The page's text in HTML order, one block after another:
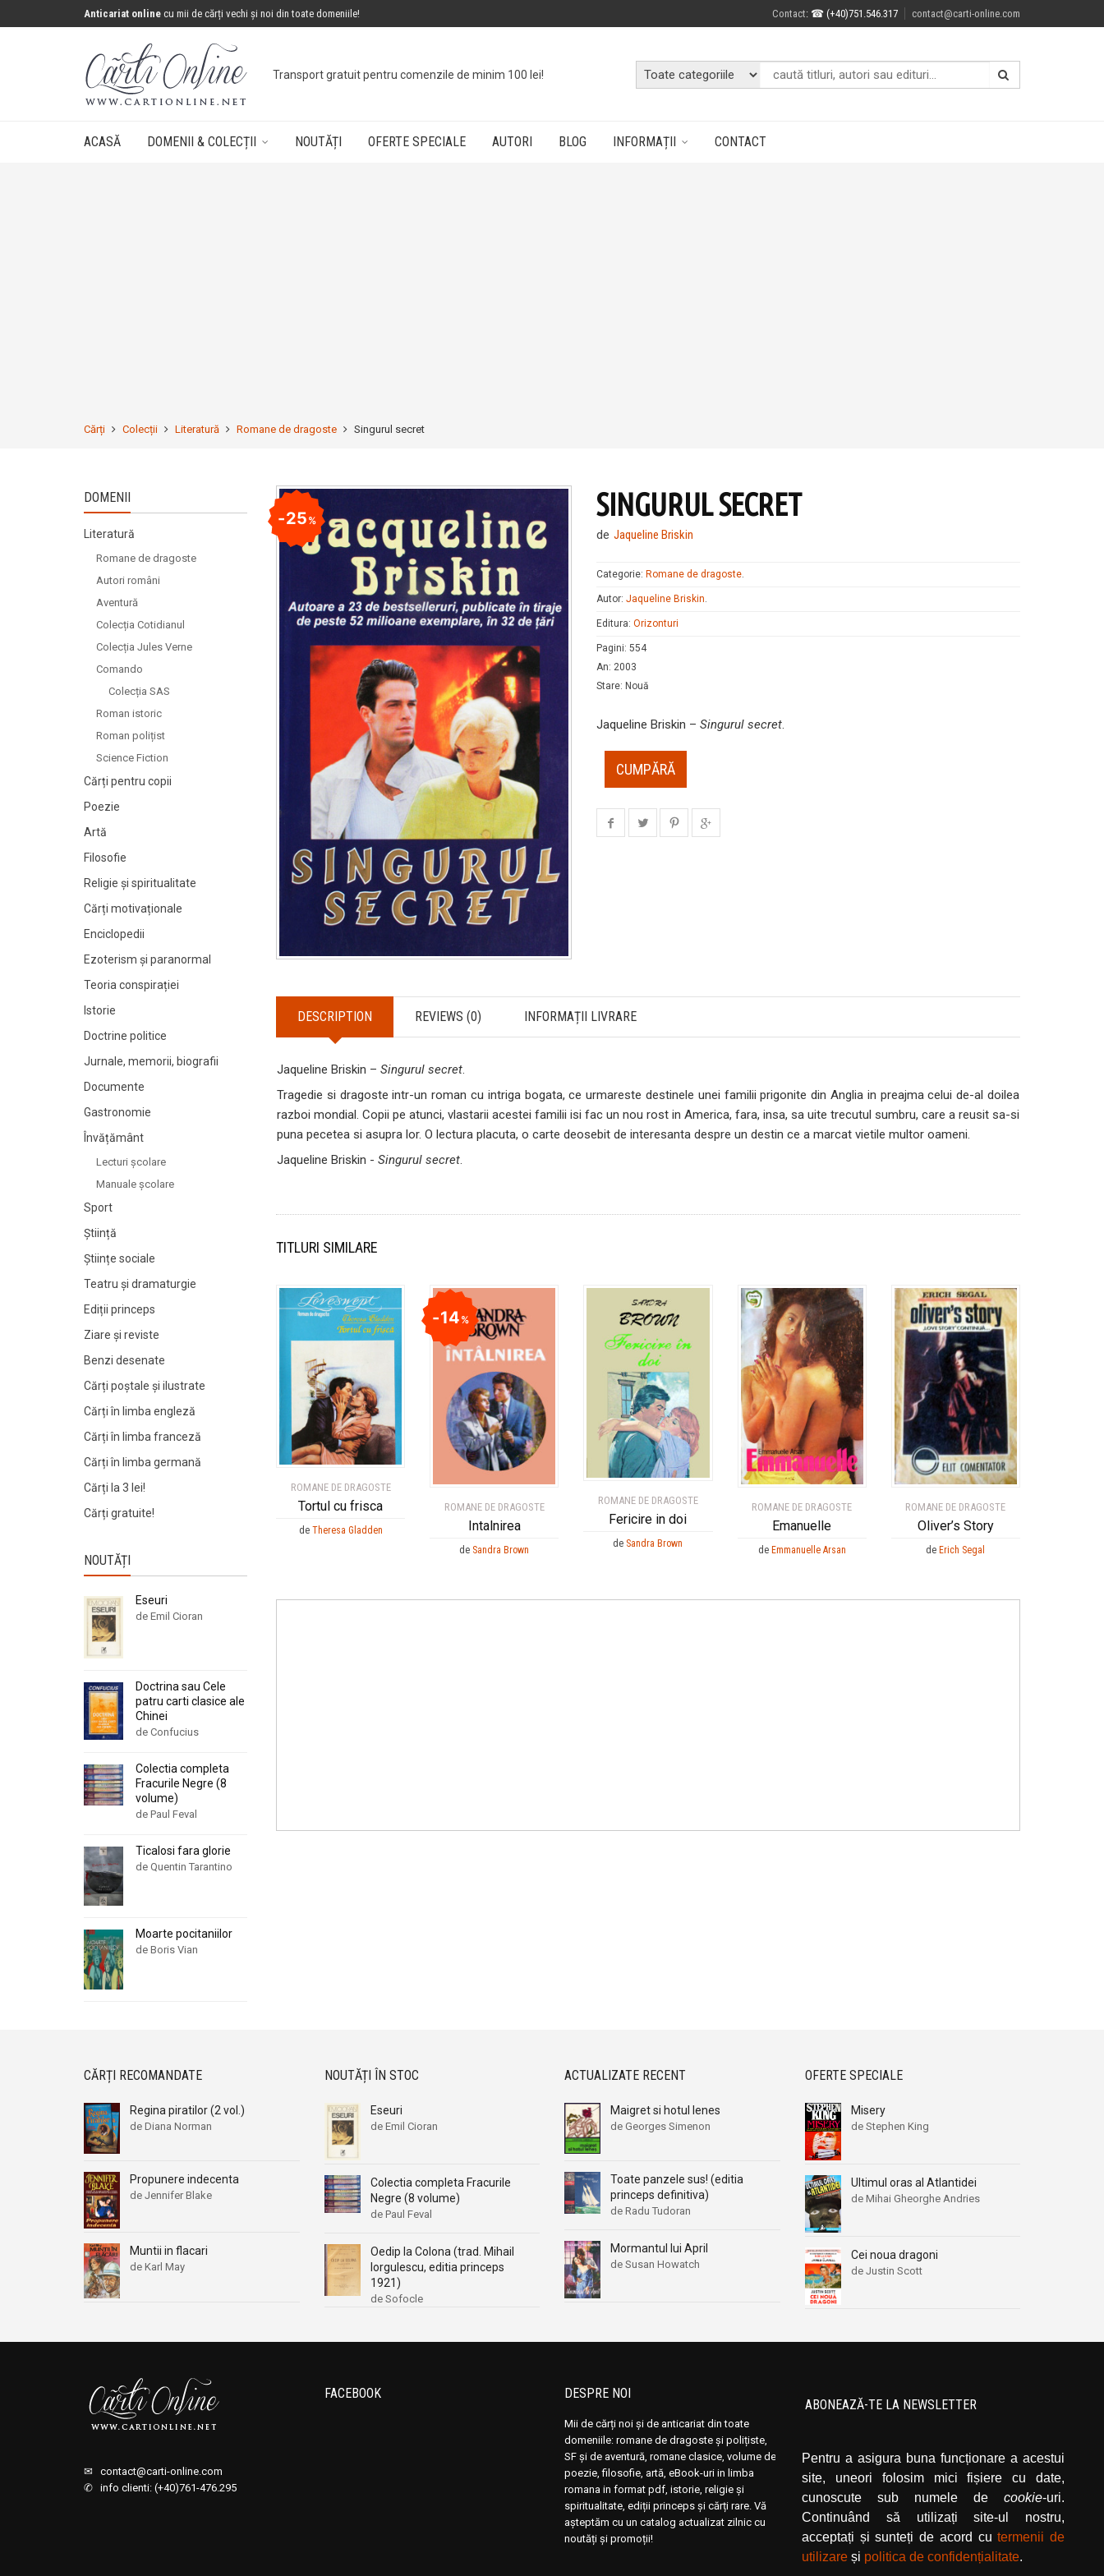
Pentru a asigura buna funcționare a acestui
site, uneori folosim mici fișiere cu date,
cunoscute sub numele de cookie-uri.
Continuând să utilizați site-ul nostru,
acceptați și sunteți de acord cutermenii de
utilizare și politica de confidențialitate.
Anticariat online cu mii de cărți vechi și noi din toate domeniile! Contact: ☎ (+40)751.546.317 contact@carti-online.com
Transport gratuit pentru comenzile de minim 100 lei!
ACASĂ DOMENII & COLECȚII NOUTĂȚI OFERTE SPECIALE AUTORI BLOG INFORMAȚII CONTACT
Cărți Colecții Literatură Romane de dragoste Singurul secret
25% SINGURUL SECRET
de Jaqueline Briskin
Categorie: Romane de dragoste.
Autor: Jaqueline Briskin.
Editura: Orizonturi
Pagini: 554
An: 2003
Stare: Nouă
Jaqueline Briskin – Singurul secret.
CUMPĂRĂ
DESCRIPTION REVIEWS (0) INFORMAȚII LIVRARE
Jaqueline Briskin – Singurul secret.
Tragedie si dragoste intr-un roman cu intriga bogata, ce urmareste destinele unei familii prigonite din Anglia in preajma celui de-al doilea
razboi mondial. Copii pe atunci, vlastarii acestei familii isi fac un nou rost in America, fara, insa, sa uite trecutul sumbru, care a reusit sa-si
puna pecetea si asupra lor. O lectura placuta, o carte deosebit de interesanta despre un destin ce a marcat vietile multor oameni.
Jaqueline Briskin - Singurul secret.
TITLURI SIMILARE
ROMANE DE DRAGOSTE
Tortul cu frisca
de Theresa Gladden
ROMANE DE DRAGOSTE
Intalnirea
14%
de Sandra Brown
ROMANE DE DRAGOSTE
Fericire in doi
de Sandra Brown
ROMANE DE DRAGOSTE
Emanuelle
de Emmanuelle Arsan
ROMANE DE DRAGOSTE
Oliver’s Story
deErich Segal
DOMENII
Literatură
Romane de dragoste
Autori români
Aventură
Colecția Cotidianul
Colecția Jules Verne
Comando
Colecția SAS
Roman istoric
Roman polițist
Science Fiction
Cărți pentru copii
Poezie
Artă
Filosofie
Religie și spiritualitate
Cărți motivaționale
Enciclopedii
Ezoterism și paranormal
Teoria conspirației
Istorie
Doctrine politice
Jurnale, memorii, biografii
Documente
Gastronomie
Învățământ
Lecturi şcolare
Manuale şcolare
Sport
Știință
Științe sociale
Teatru și dramaturgie
Ediții princeps
Ziare şi reviste
Benzi desenate
Cărți poștale și ilustrate
Cărți în limba engleză
Cărți în limba franceză
Cărți în limba germană
Cărți la 3 lei!
Cărți gratuite!
NOUTĂȚI
Eseuri
de Emil Cioran
Doctrina sau Cele
patru carti clasice ale
Chinei
de Confucius
Colectia completa
Fracurile Negre (8
volume)
de Paul Feval
Ticalosi fara glorie
de Quentin Tarantino
Moarte pocitaniilor
de Boris Vian
CĂRȚI RECOMANDATE
Regina piratilor (2 vol.)
de Diana Norman
Propunere indecenta
de Jennifer Blake
Muntii in flacari
de Karl May
NOUTĂȚI ÎN STOC
Eseuri
de Emil Cioran
Colectia completa Fracurile
Negre (8 volume)
de Paul Feval
Oedip la Colona (trad. Mihail
Iorgulescu, editia princeps
1921)
de Sofocle
ACTUALIZATE RECENT
Maigret si hotul lenes
de Georges Simenon
Toate panzele sus! (editia
princeps definitiva)
de Radu Tudoran
Mormantul lui April
de Susan Howatch
OFERTE SPECIALE
Misery
de Stephen King
Ultimul oras al Atlantidei
de Mihai Gheorghe Andries
Cei noua dragoni
de Justin Scott
✉ contact@carti-online.com
✆ info clienti: (+40)761-476.295
FACEBOOK DESPRE NOI
Mii de cărți noi și de anticariat din toate
domeniile: romane de dragoste și polițiste,
SF și de aventură, romane clasice, volume de
poezie, filosofie, artă, eBook-uri in limba
romana in format pdf, istorie, religie și
spiritualitate, ediții princeps și cărți rare. Vă
așteptăm cu un catalog actualizat zilnic cu
noutăți și promoții!
ABONEAZĂ-TE LA NEWSLETTER
pe butonul de abonare.